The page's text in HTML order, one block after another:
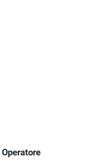
Operatore